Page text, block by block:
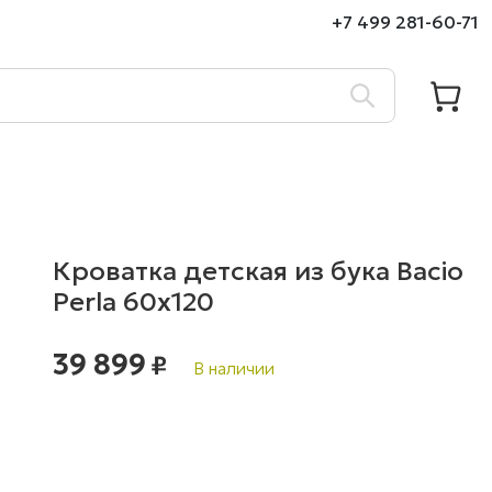
+7 499 281-60-71
Кроватка детская из бука Bacio
Perla 60х120
39 899 ₽ В наличии